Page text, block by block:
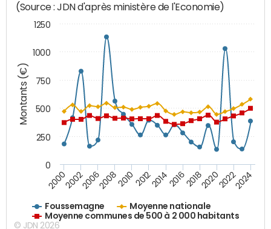
Montants (€)
(Source : JDN d'après ministère de l'Economie)
Foussemagne
Moyenne nationale
Moyenne communes de 500 à 2 000 habitants
200020022006200820102012201420162018202020222024
0
250
500
750
1000
1250
© JDN 2026